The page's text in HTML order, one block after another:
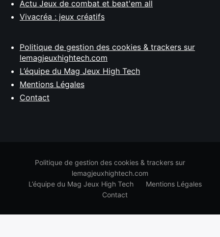
Actu Jeux de combat et beat'em all
Vivacréa : jeux créatifs
Politique de gestion des cookies & trackers sur
lemagjeuxhightech.com
L’équipe du Mag Jeux High Tech
Mentions Légales
Contact
Politique de gestion des cookies & trackers sur
lemagjeuxhightech.com
L’équipe du Mag Jeux High Tech
Mentions Légales
Contact